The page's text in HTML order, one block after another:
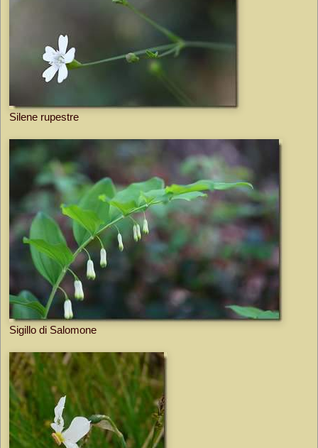
Silene rupestre
Sigillo di Salomone